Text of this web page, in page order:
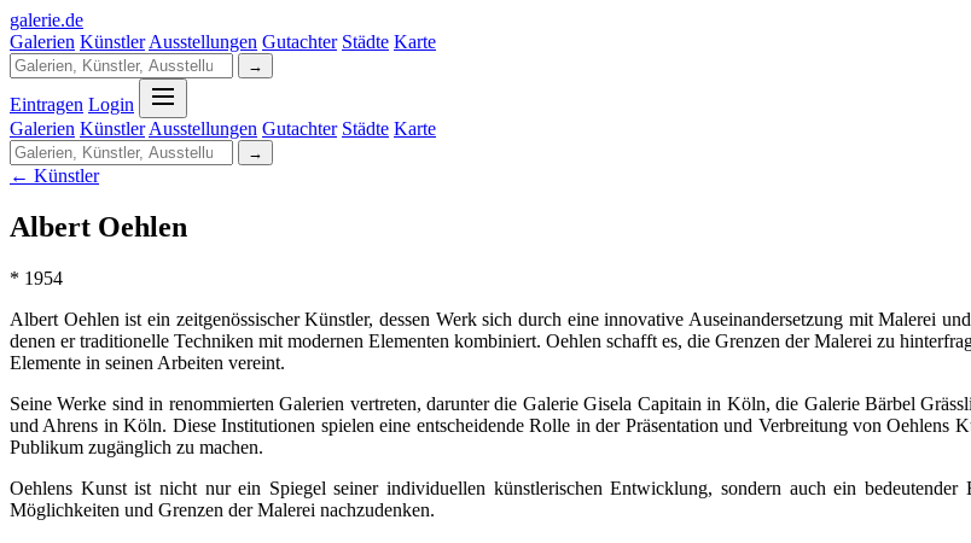
galerie.de
Galerien Künstler Ausstellungen Gutachter Städte Karte
→
Eintragen Login
Galerien Künstler Ausstellungen Gutachter Städte Karte
→
← Künstler
Albert Oehlen
* 1954
Albert Oehlen ist ein zeitgenössischer Künstler, dessen Werk sich durch eine innovative Auseinandersetzung mit Malerei
denen er traditionelle Techniken mit modernen Elementen kombiniert. Oehlen schafft es, die Grenzen der Malerei zu
Elemente in seinen Arbeiten vereint.
Seine Werke sind in renommierten Galerien vertreten, darunter die Galerie Gisela Capitain in Köln, die Galerie Bärbel
und Ahrens in Köln. Diese Institutionen spielen eine entscheidende Rolle in der Präsentation und Verbreitung von Oehlens
Publikum zugänglich zu machen.
Oehlens Kunst ist nicht nur ein Spiegel seiner individuellen künstlerischen Entwicklung, sondern auch ein
Möglichkeiten und Grenzen der Malerei nachzudenken.